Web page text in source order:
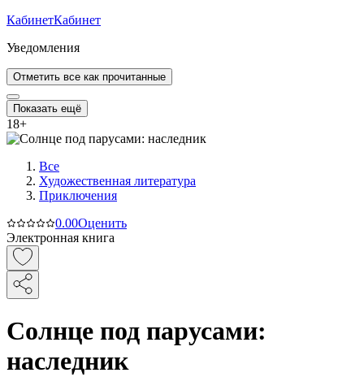
КабинетКабинет
Уведомления
Отметить все как прочитанные
Показать ещё
18+
Все
Художественная литература
Приключения
0.00Оценить
Электронная книга
Солнце под парусами:
наследник